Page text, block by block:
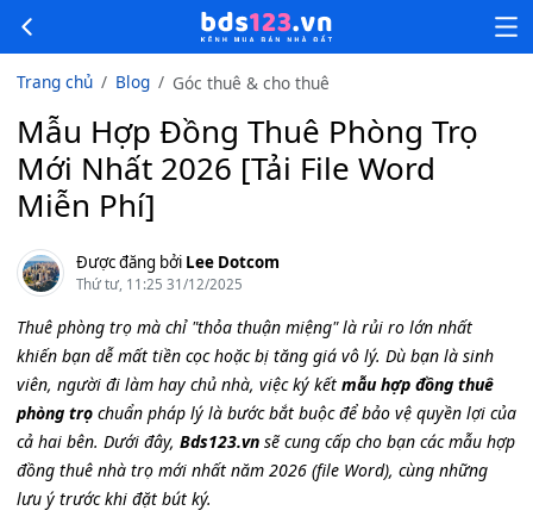
Trang chủ Blog Góc thuê & cho thuê
Mẫu Hợp Đồng Thuê Phòng Trọ
Mới Nhất 2026 [Tải File Word
Miễn Phí]
Được đăng bởi Lee Dotcom
Thứ tư, 11:25 31/12/2025
Thuê phòng trọ mà chỉ "thỏa thuận miệng" là rủi ro lớn nhất
khiến bạn dễ mất tiền cọc hoặc bị tăng giá vô lý. Dù bạn là sinh
viên, người đi làm hay chủ nhà, việc ký kết mẫu hợp đồng thuê
phòng trọ chuẩn pháp lý là bước bắt buộc để bảo vệ quyền lợi của
cả hai bên. Dưới đây, Bds123.vn sẽ cung cấp cho bạn các mẫu hợp
đồng thuê nhà trọ mới nhất năm 2026 (file Word), cùng những
lưu ý trước khi đặt bút ký.